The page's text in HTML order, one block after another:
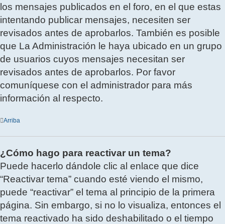
los mensajes publicados en el foro, en el que estas
intentando publicar mensajes, necesiten ser
revisados antes de aprobarlos. También es posible
que La Administración le haya ubicado en un grupo
de usuarios cuyos mensajes necesitan ser
revisados antes de aprobarlos. Por favor
comuníquese con el administrador para más
información al respecto.
Arriba
¿Cómo hago para reactivar un tema?
Puede hacerlo dándole clic al enlace que dice
“Reactivar tema” cuando esté viendo el mismo,
puede “reactivar” el tema al principio de la primera
página. Sin embargo, si no lo visualiza, entonces el
tema reactivado ha sido deshabilitado o el tiempo